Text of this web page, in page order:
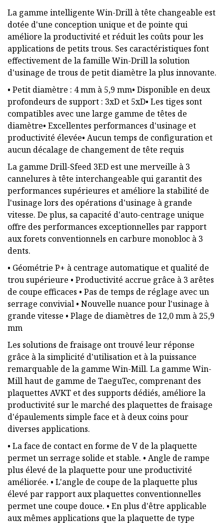
La gamme intelligente Win-Drill à tête changeable est
dotée d'une conception unique et de pointe qui
améliore la productivité et réduit les coûts pour les
applications de petits trous. Ses caractéristiques font
effectivement de la famille Win-Drill la solution
d'usinage de trous de petit diamètre la plus innovante.
• Petit diamètre : 4 mm à 5,9 mm• Disponible en deux
profondeurs de support : 3xD et 5xD• Les tiges sont
compatibles avec une large gamme de têtes de
diamètre• Excellentes performances d'usinage et
productivité élevée• Aucun temps de configuration et
aucun décalage de changement de tête requis
La gamme Drill-Sfeed 3ED est une merveille à 3
cannelures à tête interchangeable qui garantit des
performances supérieures et améliore la stabilité de
l'usinage lors des opérations d'usinage à grande
vitesse. De plus, sa capacité d'auto-centrage unique
offre des performances exceptionnelles par rapport
aux forets conventionnels en carbure monobloc à 3
dents.
• Géométrie P+ à centrage automatique et qualité de
trou supérieure • Productivité accrue grâce à 3 arêtes
de coupe efficaces • Pas de temps de réglage avec un
serrage convivial • Nouvelle nuance pour l'usinage à
grande vitesse • ​​Plage de diamètres de 12,0 mm à 25,9
mm
Les solutions de fraisage ont trouvé leur réponse
grâce à la simplicité d'utilisation et à la puissance
remarquable de la gamme Win-Mill. La gamme Win-
Mill haut de gamme de TaeguTec, comprenant des
plaquettes AVKT et des supports dédiés, améliore la
productivité sur le marché des plaquettes de fraisage
d'épaulements simple face et à deux coins pour
diverses applications.
• La face de contact en forme de V de la plaquette
permet un serrage solide et stable. • Angle de rampe
plus élevé de la plaquette pour une productivité
améliorée. • L'angle de coupe de la plaquette plus
élevé par rapport aux plaquettes conventionnelles
permet une coupe douce. • En plus d'être applicable
aux mêmes applications que la plaquette de type